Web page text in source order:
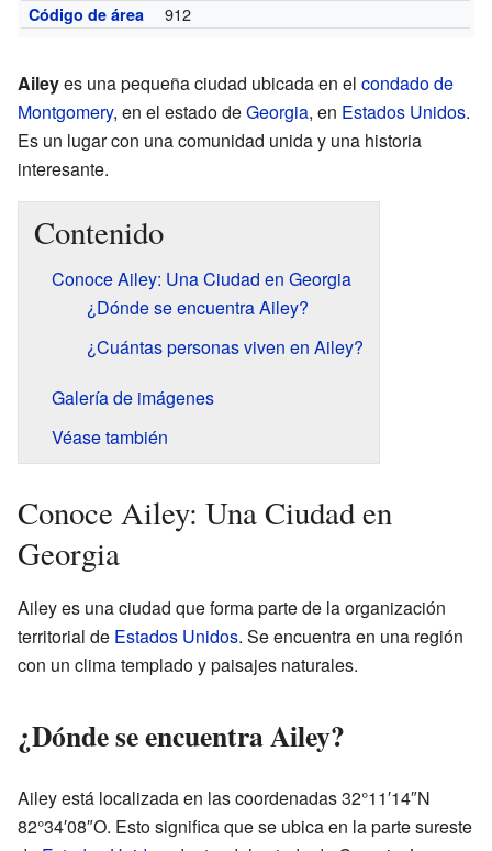
Código de área 912
Aileyes una pequeña ciudad ubicada en el condado de
Montgomery, en el estado deGeorgia, en Estados Unidos.
Es un lugar con una comunidad unida y una historia
interesante.
Contenido
Conoce Ailey: Una Ciudad en Georgia
¿Dónde se encuentra Ailey?
¿Cuántas personas viven en Ailey?
Galería de imágenes
Véase también
Conoce Ailey: Una Ciudad en
Georgia
Ailey es una ciudad que forma parte de la organización
territorial de Estados Unidos. Se encuentra en una región
con un clima templado y paisajes naturales.
¿Dónde se encuentra Ailey?
Ailey está localizada en las coordenadas 32°11′14″N
82°34′08″O. Esto significa que se ubica en la parte sureste